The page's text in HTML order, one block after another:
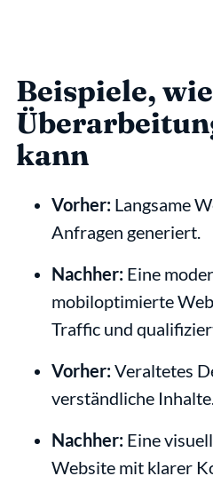
Beispiele,
kann
Vorher: Langsame
Anfragen generiert.
Nachher: Eine
mobiloptimierte
Traffic und
Vorher: Veraltetes
verständliche
Nachher: Eine
Website mit klarer